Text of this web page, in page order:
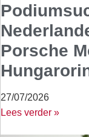
Porsche
27/07/2026
Lees verder »